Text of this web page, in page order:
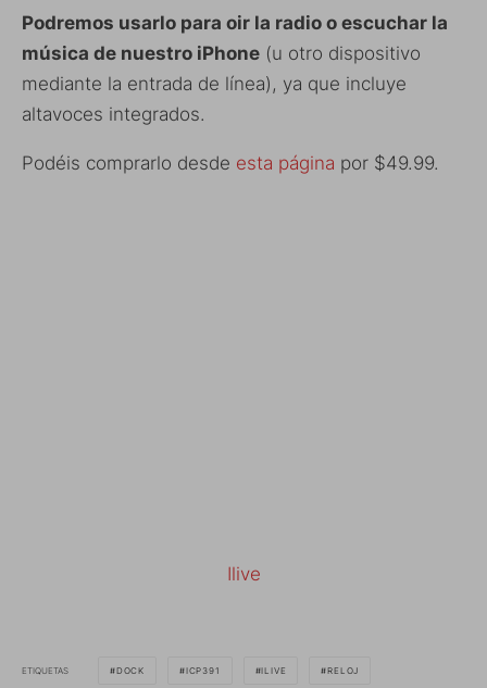
Podremos usarlo para oir la radio o escuchar la
música de nuestro iPhone (u otro dispositivo
mediante la entrada de línea), ya que incluye
altavoces integrados.
Podéis comprarlo desde esta página por $49.99.
Ilive
ETIQUETAS DOCK ICP391 ILIVE RELOJ